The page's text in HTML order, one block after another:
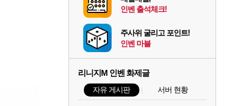
인벤 출석체크!
주사위 굴리고 포인트!
인벤 마블
리니지M 인벤 화제글
자유 게시판 서버 현황